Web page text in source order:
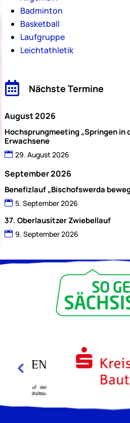
Badminton
Basketball
Laufgruppe
Leichtathletik
 Nächste Termine
August 2026
Hochsprungmeeting „Springen in
Erwachsene
29. August 2026
September 2026
Benefizlauf „Bischofswerda
5. September 2026
37. Oberlausitzer Zwiebellauf
9. September 2026